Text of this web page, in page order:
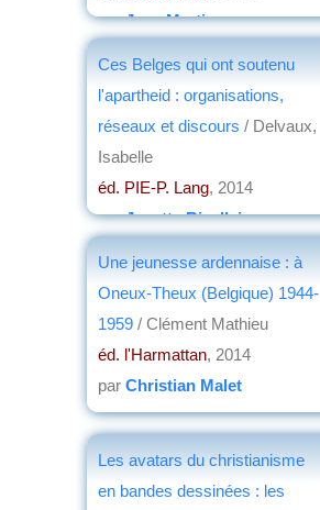
parJean Martin
Ces Belges qui ont soutenu
l'apartheid : organisations,
réseaux et discours / Delvaux,
Isabelle
éd. PIE-P. Lang, 2014
parJosette Rivallain
Une jeunesse ardennaise : à
Oneux-Theux (Belgique) 1944-
1959 / Clément Mathieu
éd. l'Harmattan, 2014
par Christian Malet
Les avatars du christianisme
en bandes dessinées : les